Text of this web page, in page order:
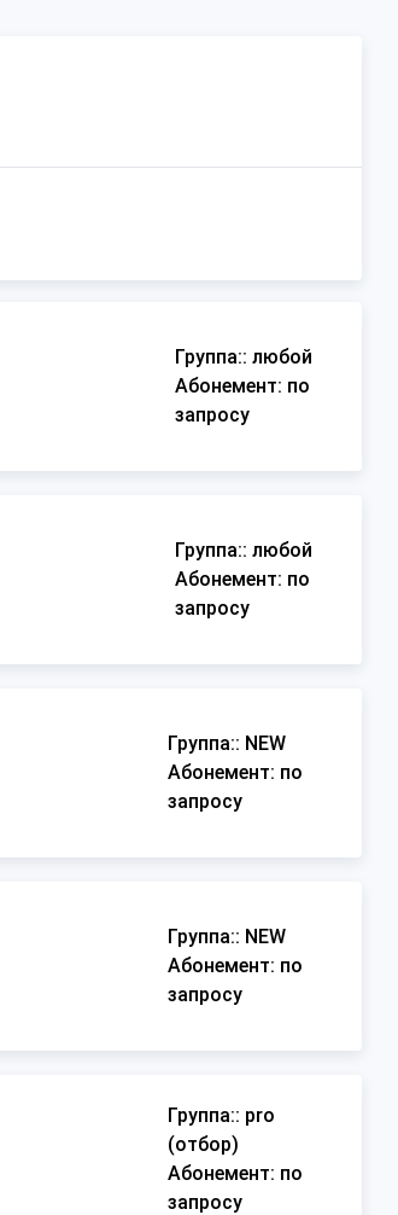
Группа:: любой
Абонемент: по
запросу
Группа:: любой
Абонемент: по
запросу
Группа:: NEW
Абонемент: по
запросу
Группа:: NEW
Абонемент: по
запросу
Группа:: pro
(отбор)
Абонемент: по
запросу